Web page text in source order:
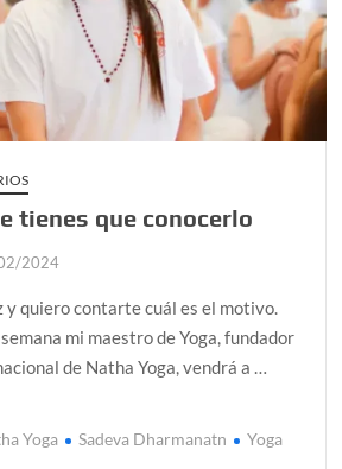
tienes que conocerlo
2024
y quiero contarte cuál es el motivo.
mi maestro de Yoga, fundador
de Natha Yoga, vendrá a …
Yoga Sadeva Dharmanatn Yoga